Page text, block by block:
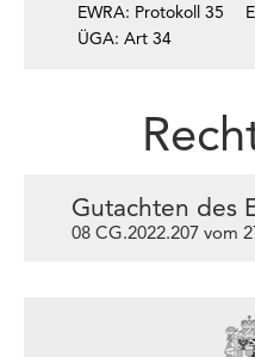
EWRA: Protokoll 35
ÜGA: Art 34
Gutachten des
08 CG.2022.207 vom